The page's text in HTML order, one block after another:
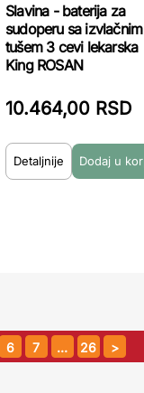
Slavina - baterija za
sudoperu sa izvlačnim
tušem 3 cevi lekarska
King ROSAN
10.464,00 RSD
Detaljnije
6 7 … 26